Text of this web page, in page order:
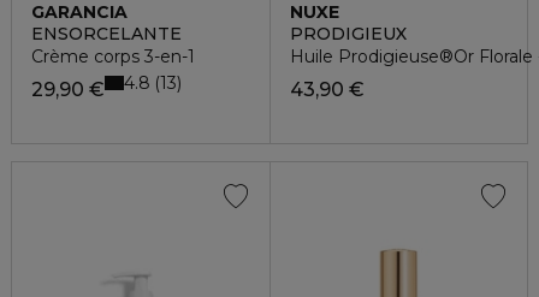
GARANCIA
ENSORCELANTE
Crème corps 3-en-1
29,90 € 4.8 13
NUXE
PRODIGIEUX
Huile Prodigieuse®Or Florale
43,90 €